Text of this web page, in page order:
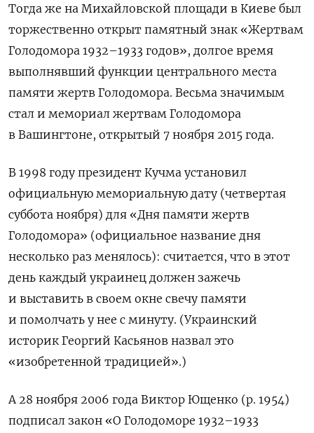
Тогда же на Михайловской площади в Киеве был
торжественно открыт памятный знак «Жертвам
Голодомора 1932–1933 годов», долгое время
выполнявший функции центрального места
памяти жертв Голодомора. Весьма значимым
стал и мемориал жертвам Голодомора
в Вашингтоне, открытый 7 ноября 2015 года.
В 1998 году президент Кучма установил
официальную мемориальную дату (четвертая
суббота ноября) для «Дня памяти жертв
Голодомора» (официальное название дня
несколько раз менялось): считается, что в этот
день каждый украинец должен зажечь
и выставить в своем окне свечу памяти
и помолчать у нее с минуту. (Украинский
историк Георгий Касьянов назвал это
«изобретенной традицией».)
А 28 ноября 2006 года Виктор Ющенко (р. 1954)
подписал закон «О Голодоморе 1932–1933